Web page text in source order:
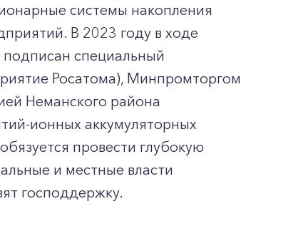
системы накопления
В 2023 году в ходе
специальный
Росатома), Минпромторгом
Неманского района
ионных аккумуляторных
провести глубокую
и местные власти
господдержку.